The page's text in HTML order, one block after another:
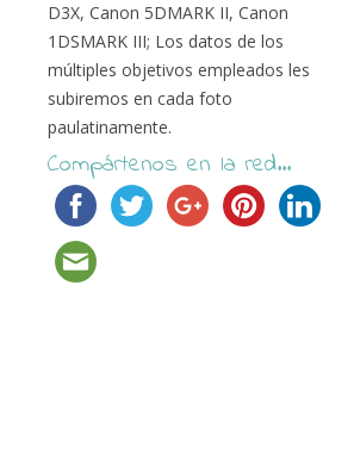
D3X, Canon 5DMARK II, Canon
1DSMARK III; Los datos de los
múltiples objetivos empleados les
subiremos en cada foto
paulatinamente.
Compártenos en la red...